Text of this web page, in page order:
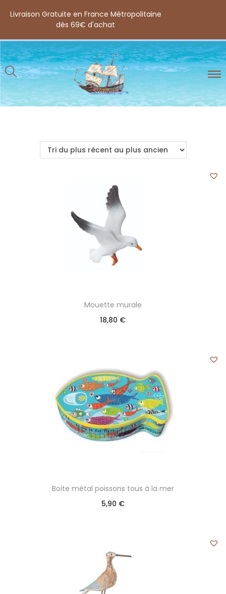
Livraison Gratuite en France Métropolitaine
dès 69€ d'achat
Mouette murale
18,80 €
Boite métal poissons tous à la mer
5,90 €